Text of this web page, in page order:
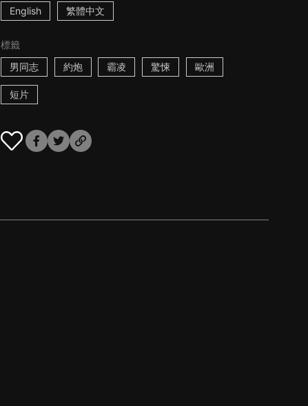
English 繁體中文
標籤
男同志
約炮 霸凌 驚悚 歐洲
短片